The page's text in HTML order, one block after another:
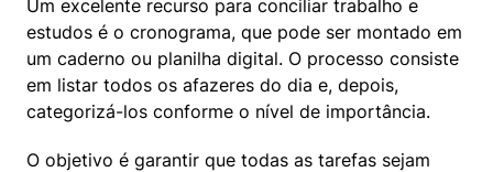
Um excelente recurso para conciliar trabalho e
estudos é o cronograma, que pode ser montado em
um caderno ou planilha digital. O processo consiste
em listar todos os afazeres do dia e, depois,
categorizá-los conforme o nível de importância.
O objetivo é garantir que todas as tarefas sejam